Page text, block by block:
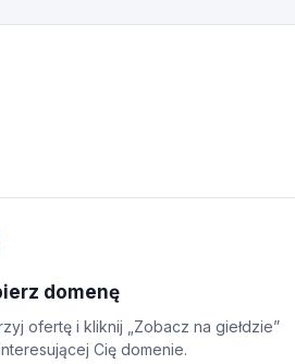
domenę
ofertę i kliknij „Zobacz na giełdzie”
Cię domenie.